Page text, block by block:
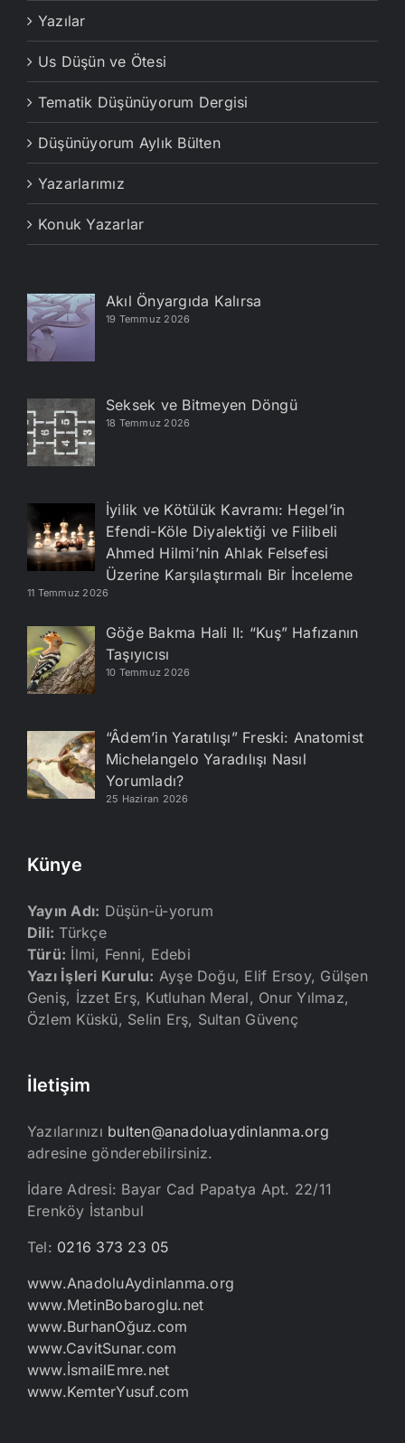
Yazılar
Us Düşün ve Ötesi
Tematik Düşünüyorum Dergisi
Düşünüyorum Aylık Bülten
Yazarlarımız
Konuk Yazarlar
Akıl Önyargıda Kalırsa
19 Temmuz 2026
Seksek ve Bitmeyen Döngü
18 Temmuz 2026
İyilik ve Kötülük Kavramı: Hegel’in
Efendi-Köle Diyalektiği ve Filibeli
Ahmed Hilmi’nin Ahlak Felsefesi
Üzerine Karşılaştırmalı Bir İnceleme
11 Temmuz 2026
Göğe Bakma Hali II: “Kuş” Hafızanın
Taşıyıcısı
10 Temmuz 2026
“Âdem’in Yaratılışı” Freski: Anatomist
Michelangelo Yaradılışı Nasıl
Yorumladı?
25 Haziran 2026
Künye
Yayın Adı: Düşün-ü-yorum
Dili: Türkçe
Türü: İlmi, Fenni, Edebi
Yazı İşleri Kurulu: Ayşe Doğu, Elif Ersoy, Gülşen
Geniş, İzzet Erş, Kutluhan Meral, Onur Yılmaz,
Özlem Küskü, Selin Erş, Sultan Güvenç
İletişim
Yazılarınızı bulten@anadoluaydinlanma.org
adresine gönderebilirsiniz.
İdare Adresi: Bayar Cad Papatya Apt. 22/11
Erenköy İstanbul
Tel: 0216 373 23 05
www.AnadoluAydinlanma.org
www.MetinBobaroglu.net
www.BurhanOğuz.com
www.CavitSunar.com
www.İsmailEmre.net
www.KemterYusuf.com